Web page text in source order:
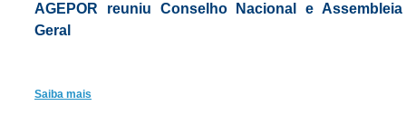
AGEPOR reuniu Conselho Nacional e Assembleia
Geral
Saiba mais